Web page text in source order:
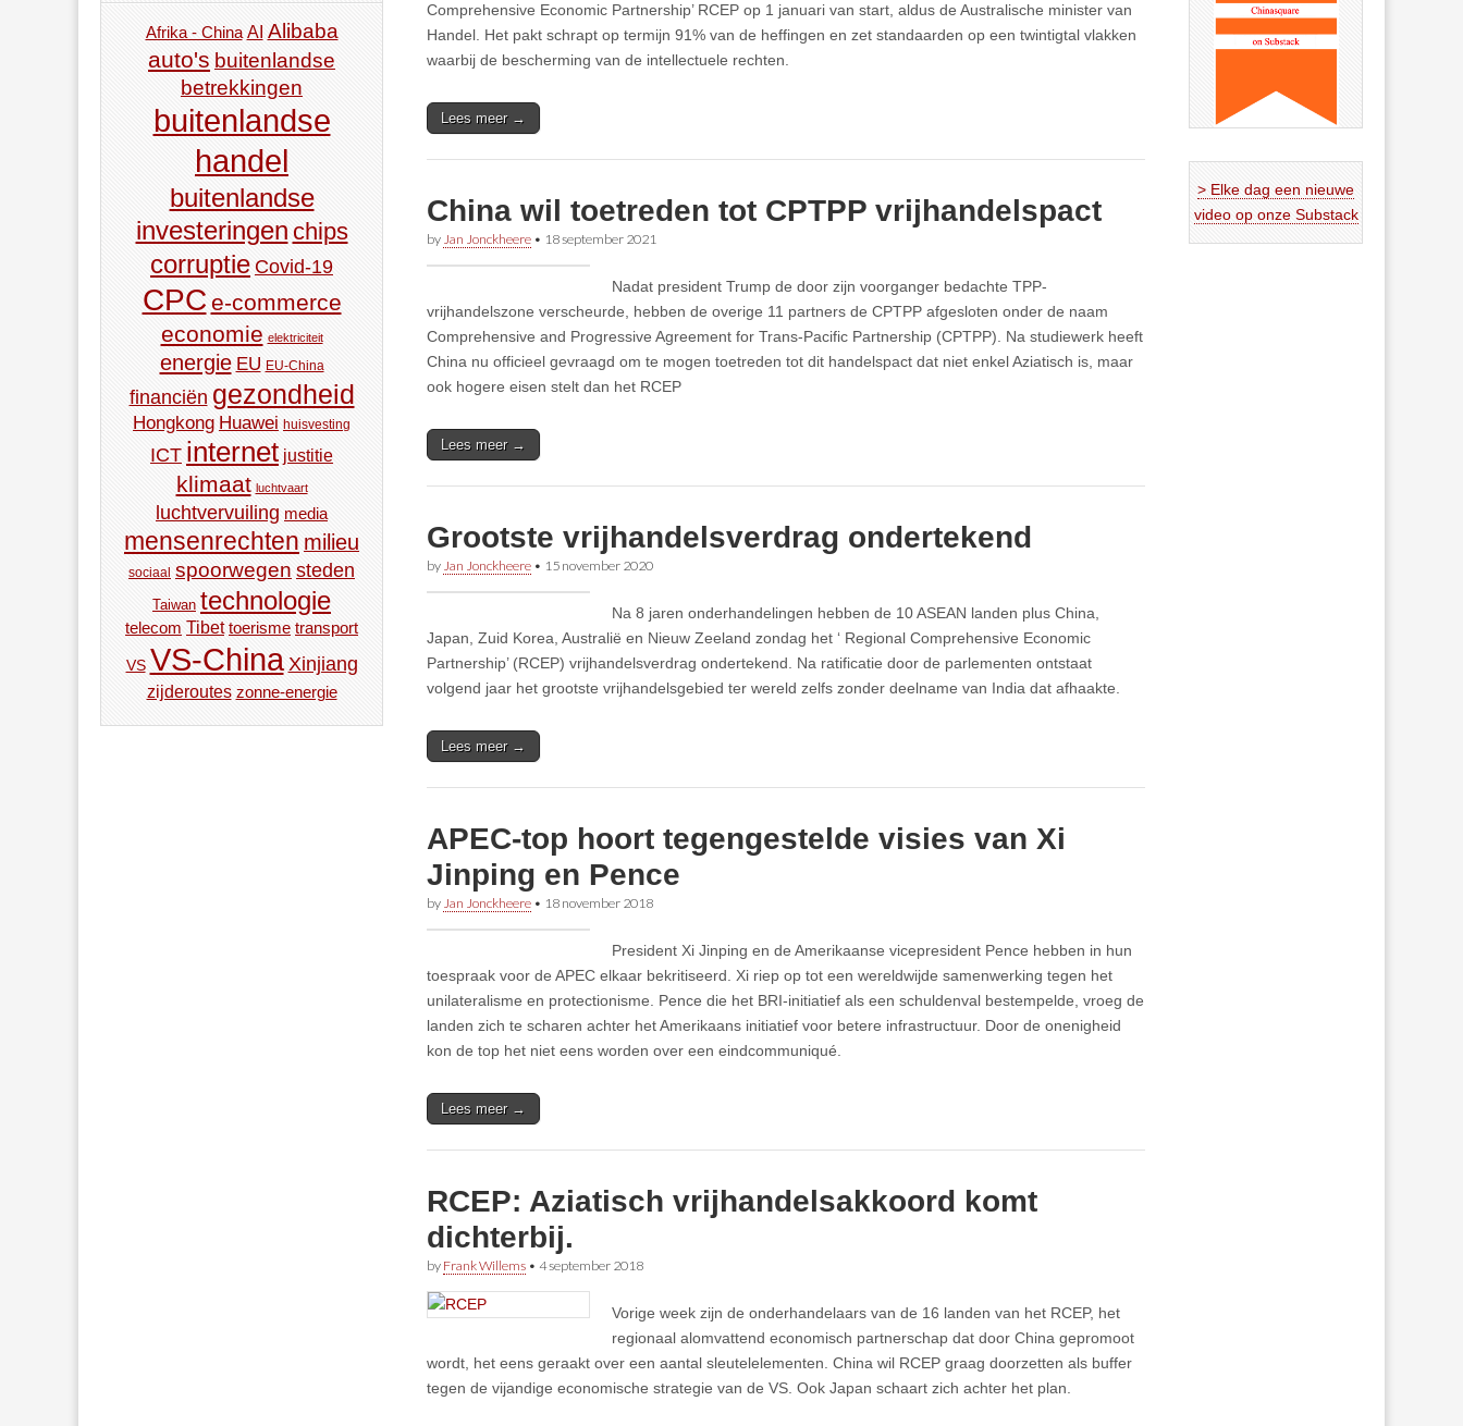
Comprehensive Economic Partnership’ RCEP op 1 januari van start, aldus de Australische minister van
Handel. Het pakt schrapt op termijn 91% van de heffingen en zet standaarden op een twintigtal vlakken
waarbij de bescherming van de intellectuele rechten.
Lees meer →
China wil toetreden tot CPTPP vrijhandelspact
by Jan Jonckheere • 18 september 2021
Nadat president Trump de door zijn voorganger bedachte TPP-
vrijhandelszone verscheurde, hebben de overige 11 partners de CPTPP afgesloten onder de naam
Comprehensive and Progressive Agreement for Trans-Pacific Partnership (CPTPP). Na studiewerk heeft
China nu officieel gevraagd om te mogen toetreden tot dit handelspact dat niet enkel Aziatisch is, maar
ook hogere eisen stelt dan het RCEP
Lees meer →
Grootste vrijhandelsverdrag ondertekend
by Jan Jonckheere • 15 november 2020
Na 8 jaren onderhandelingen hebben de 10 ASEAN landen plus China,
Japan, Zuid Korea, Australië en Nieuw Zeeland zondag het ‘ Regional Comprehensive Economic
Partnership’ (RCEP) vrijhandelsverdrag ondertekend. Na ratificatie door de parlementen ontstaat
volgend jaar het grootste vrijhandelsgebied ter wereld zelfs zonder deelname van India dat afhaakte.
Lees meer →
APEC-top hoort tegengestelde visies van Xi
Jinping en Pence
by Jan Jonckheere • 18 november 2018
President Xi Jinping en de Amerikaanse vicepresident Pence hebben in hun
toespraak voor de APEC elkaar bekritiseerd. Xi riep op tot een wereldwijde samenwerking tegen het
unilateralisme en protectionisme. Pence die het BRI-initiatief als een schuldenval bestempelde, vroeg de
landen zich te scharen achter het Amerikaans initiatief voor betere infrastructuur. Door de onenigheid
kon de top het niet eens worden over een eindcommuniqué.
Lees meer →
RCEP: Aziatisch vrijhandelsakkoord komt
dichterbij.
by Frank Willems • 4 september 2018
Vorige week zijn de onderhandelaars van de 16 landen van het RCEP, het
regionaal alomvattend economisch partnerschap dat door China gepromoot
wordt, het eens geraakt over een aantal sleutelelementen. China wil RCEP graag doorzetten als buffer
tegen de vijandige economische strategie van de VS. Ook Japan schaart zich achter het plan.
Afrika - China AI Alibaba
auto's buitenlandse
betrekkingen
buitenlandse
handel
buitenlandse
investeringen chips
corruptie Covid-19
CPC e-commerce
economie elektriciteit
energie EU EU-China
financiën gezondheid
Hongkong Huawei huisvesting
ICT internet justitie
klimaat luchtvaart
luchtvervuiling media
mensenrechten milieu
sociaal spoorwegen steden
Taiwan technologie
telecom Tibet toerisme transport
VS VS-China Xinjiang
zijderoutes zonne-energie
> Elke dag een nieuwe
video op onze Substack